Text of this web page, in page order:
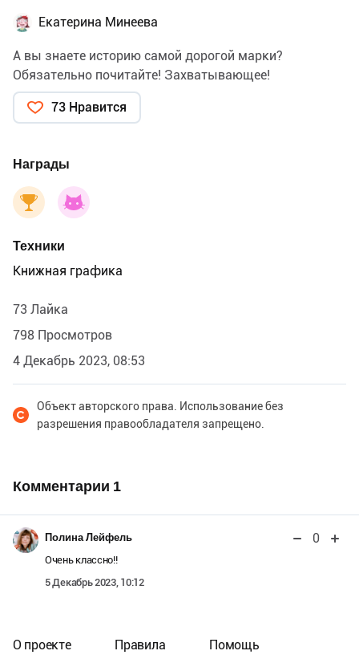
Екатерина Минеева
А вы знаете историю самой дорогой марки?
Обязательно почитайте! Захватывающее!
73 Нравится
Награды
Техники
Книжная графика
73 Лайка
798 Просмотров
4 Декабрь 2023, 08:53
Объект авторского права. Использование без
разрешения правообладателя запрещено.
Комментарии 1
Полина Лейфель 0
Очень классно!!
5 Декабрь 2023, 10:12
О проекте Правила Помощь